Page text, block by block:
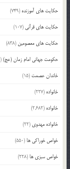
حکایت های آموزنده (749)
حکایت های قرآنی (107)
حکایت های معصومین (838)
حکومت جهانی امام زمان (عج)(24)
خاندان عصمت (15)
خانواده (227)
خانواده (2,682)
خانواده مهدوی (22)
خواص خوراکی ها (550)
خواص سبزی ها (228)